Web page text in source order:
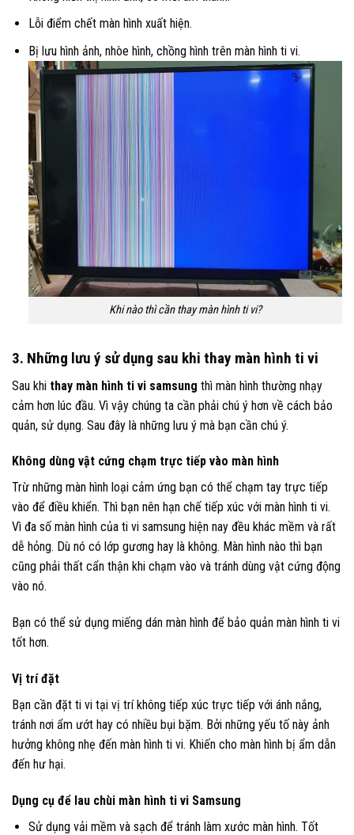
Lỗi điểm chết màn hình xuất hiện.
Bị lưu hình ảnh, nhòe hình, chồng hình trên màn hình ti vi.
Khi nào thì cần thay màn hình ti vi?
3. Những lưu ý sử dụng sau khi thay màn hình ti vi
Sau khi thay màn hình ti vi samsung thì màn hình thường nhạy
cảm hơn lúc đầu. Vì vậy chúng ta cần phải chú ý hơn về cách bảo
quản, sử dụng. Sau đây là những lưu ý mà bạn cần chú ý.
Không dùng vật cứng chạm trực tiếp vào màn hình
Trừ những màn hình loại cảm ứng bạn có thể chạm tay trực tiếp
vào để điều khiển. Thì bạn nên hạn chế tiếp xúc với màn hình ti vi.
Vì đa số màn hình của ti vi samsung hiện nay đều khác mềm và rất
dễ hỏng. Dù nó có lớp gương hay là không. Màn hình nào thì bạn
cũng phải thất cẩn thận khi chạm vào và tránh dùng vật cứng động
vào nó.
Bạn có thể sử dụng miếng dán màn hình để bảo quản màn hình ti vi
tốt hơn.
Vị trí đặt
Bạn cần đặt ti vi tại vị trí không tiếp xúc trực tiếp với ánh nắng,
tránh nơi ẩm ướt hay có nhiều bụi bặm. Bởi những yếu tố này ảnh
hưởng không nhẹ đến màn hình ti vi. Khiến cho màn hình bị ẩm dẫn
đến hư hại.
Dụng cụ để lau chùi màn hình ti vi Samsung
Sử dụng vải mềm và sạch để tránh làm xước màn hình. Tốt